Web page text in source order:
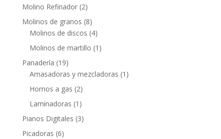
Molino Refinador (2)
Molinos de granos (8)
Molinos de discos (4)
Molinos de martillo (1)
Panadería (19)
Amasadoras y mezcladoras (1)
Hornos a gas (2)
Laminadoras (1)
Pianos Digitales (3)
Picadoras (6)